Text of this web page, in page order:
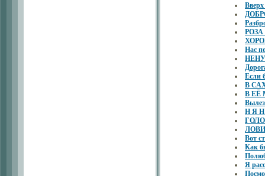
Вверх
РОЗА
Нас
Если
В
В ЕЁ
Н Я
Вот
Как
Я